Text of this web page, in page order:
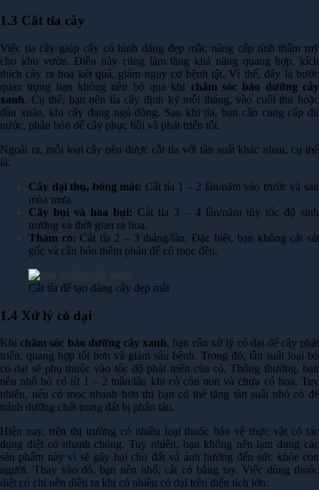
1.3 Cắt tỉa cây
Việc tỉa cây giúp cây có hình dáng đẹp mắt, nâng cấp tính thẩm mỹ
cho khu vườn. Điều này cũng làm tăng khả năng quang hợp, kích
thích cây ra hoa kết quả, giảm nguy cơ bệnh tật. Vì thế, đây là bước
quan trọng bạn không nên bỏ qua khi chăm sóc bảo dưỡng cây
xanh. Cụ thể, bạn nên tỉa cây định kỳ mỗi tháng, vào cuối thu hoặc
đầu xuân, khi cây đang ngủ đông. Sau khi tỉa, bạn cần cung cấp đủ
nước, phân bón để cây phục hồi và phát triển tốt.
Ngoài ra, mỗi loại cây nên được cắt tỉa với tần suất khác nhau, cụ thể
là:
Cây đại thụ, bóng mát: Cắt tỉa 1 – 2 lần/năm vào trước và sau
mùa mưa.
Cây bụi và hoa bụi: Cắt tỉa 3 – 4 lần/năm tùy tốc độ sinh
trưởng và thời gian ra hoa.
Thảm cỏ: Cắt tỉa 2 – 3 tháng/lần. Đặc biệt, bạn không cắt sát
gốc và cần bón thêm phân để cỏ mọc đều.
Cắt tỉa để tạo dáng cây đẹp mắt
1.4 Xử lý cỏ dại
Khichăm sóc bảo dưỡng cây xanh, bạn cần xử lý cỏ dại để cây phát
triển, quang hợp tốt hơn và giảm sâu bệnh. Trong đó, tần suất loại bỏ
cỏ dại sẽ phụ thuộc vào tốc độ phát triển của cỏ. Thông thường, bạn
nên nhổ bỏ cỏ từ 1 – 2 tuần/lần khi cỏ còn non và chưa có hoa. Tuy
nhiên, nếu cỏ mọc nhanh hơn thì bạn có thể tăng tần suất nhỏ cỏ để
tránh dưỡng chất trong đất bị phân tán.
Hiện nay, trên thị trường có nhiều loại thuốc bảo vệ thực vật có tác
dụng diệt cỏ nhanh chóng. Tuy nhiên, bạn không nên lạm dụng các
sản phẩm này vì sẽ gây hại cho đất và ảnh hưởng đến sức khỏe con
người. Thay vào đó, bạn nên nhổ, cắt cỏ bằng tay. Việc dùng thuốc
diệt cỏ chỉ nên diễn ra khi có nhiều cỏ dại trên diện tích lớn.